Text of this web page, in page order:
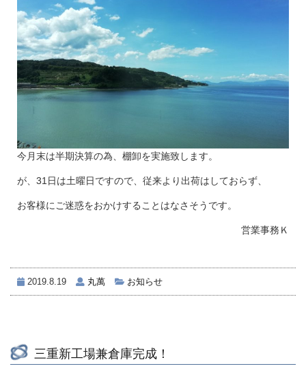
今月末は半期決算の為、棚卸を実施致します。
が、31日は土曜日ですので、従来より出荷はしておらず、
お客様にご迷惑をおかけすることはなさそうです。
営業事務Ｋ
2019.8.19 丸萬 お知らせ
三重新工場兼倉庫完成！